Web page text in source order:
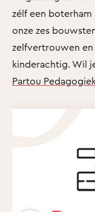
zélf een
onze zes
zelfvertrouwen
kinderachtig. Wil
Partou